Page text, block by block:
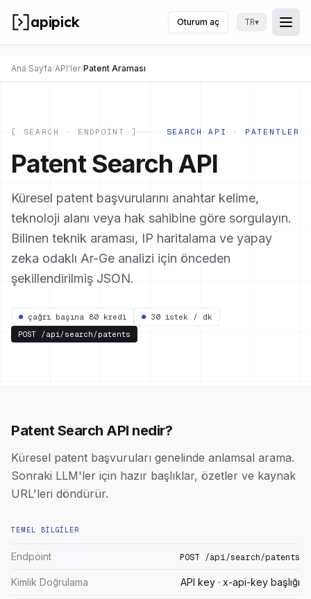
apipick Oturum aç TR▾
Ana Sayfa/API'ler/Patent Araması
[ SEARCH · ENDPOINT ] SEARCH API · PATENTLER
Patent Search API
Küresel patent başvurularını anahtar kelime,
teknoloji alanı veya hak sahibine göre sorgulayın.
Bilinen teknik araması, IP haritalama ve yapay
zeka odaklı Ar-Ge analizi için önceden
şekillendirilmiş JSON.
● çağrı başına 80 kredi ● 30 istek / dk
POST /api/search/patents
Patent Search API nedir?
Küresel patent başvuruları genelinde anlamsal arama.
Sonraki LLM'ler için hazır başlıklar, özetler ve kaynak
URL'leri döndürür.
TEMEL BILGILER
Endpoint POST /api/search/patents
Kimlik Doğrulama API key · x-api-key başlığı